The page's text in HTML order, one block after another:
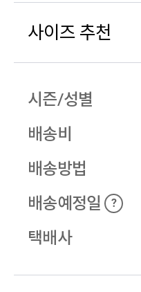
사이즈 추천
시즌/성별
배송비
배송방법
배송예정일
?
택배사